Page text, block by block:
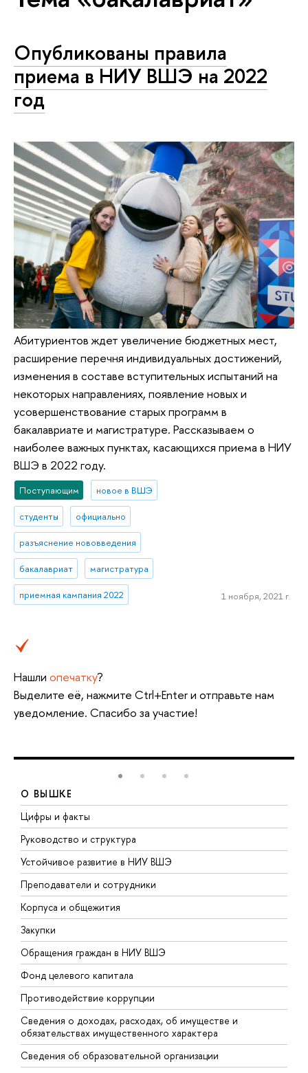
Опубликованы правила
приема в НИУ ВШЭ на 2022
год
Абитуриентов ждет увеличение бюджетных мест,
расширение перечня индивидуальных достижений,
изменения в составе вступительных испытаний на
некоторых направлениях, появление новых и
усовершенствование старых программ в
бакалавриате и магистратуре. Рассказываем о
наиболее важных пунктах, касающихся приема в НИУ
ВШЭ в 2022 году.
Поступающим новое в ВШЭ
студенты официально
разъяснение нововведения
бакалавриат магистратура
приемная кампания 2022 1 ноября, 2021 г.
Нашли опечатку?
Выделите её, нажмите Ctrl+Enter и отправьте нам
уведомление. Спасибо за участие!
О ВЫШКЕ
Цифры и факты
Руководство и структура
Устойчивое развитие в НИУ ВШЭ
Преподаватели и сотрудники
Корпуса и общежития
Закупки
Обращения граждан в НИУ ВШЭ
Фонд целевого капитала
Противодействие коррупции
Сведения о доходах, расходах, об имуществе и
обязательствах имущественного характера
Сведения об образовательной организации